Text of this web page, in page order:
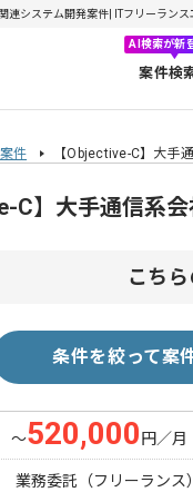
連システム開発案件| ITフリーラン
AI検索が新
案件検
件 【Objective-C】大手
C】大手通信系
こち
条件を絞って案
〜520,000 円／月
業務委託（フリーランス）